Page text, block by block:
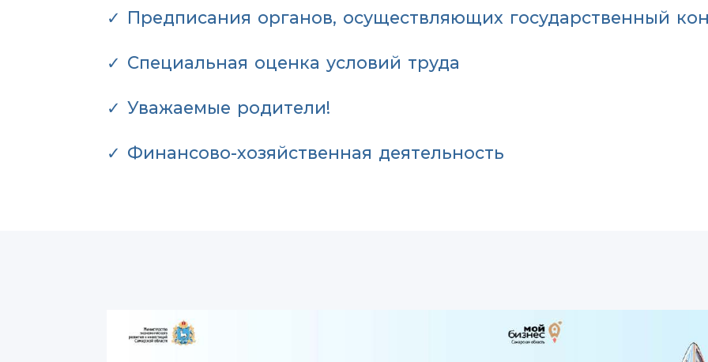
✓ Предписания органов, осуществляющих государственный
✓ Специальная оценка условий труда
✓ Уважаемые родители!
✓ Финансово-хозяйственная деятельность